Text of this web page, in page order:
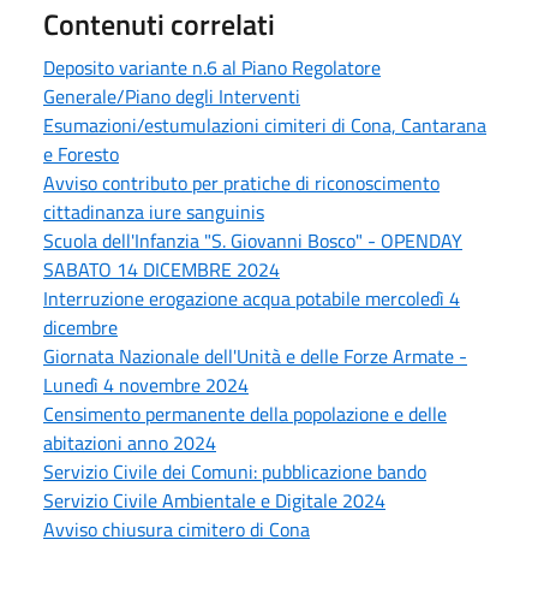
Contenuti correlati
Deposito variante n.6 al Piano Regolatore
Generale/Piano degli Interventi
Esumazioni/estumulazioni cimiteri di Cona, Cantarana
e Foresto
Avviso contributo per pratiche di riconoscimento
cittadinanza iure sanguinis
Scuola dell'Infanzia "S. Giovanni Bosco" - OPENDAY
SABATO 14 DICEMBRE 2024
Interruzione erogazione acqua potabile mercoledì 4
dicembre
Giornata Nazionale dell'Unità e delle Forze Armate -
Lunedì 4 novembre 2024
Censimento permanente della popolazione e delle
abitazioni anno 2024
Servizio Civile dei Comuni: pubblicazione bando
Servizio Civile Ambientale e Digitale 2024
Avviso chiusura cimitero di Cona